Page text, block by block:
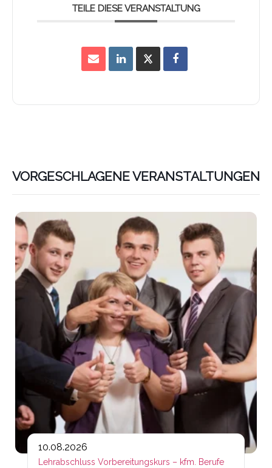
TEILE DIESE VERANSTALTUNG
VORGESCHLAGENE VERANSTALTUNGEN
10.08.2026
Lehrabschluss Vorbereitungskurs – kfm. Berufe